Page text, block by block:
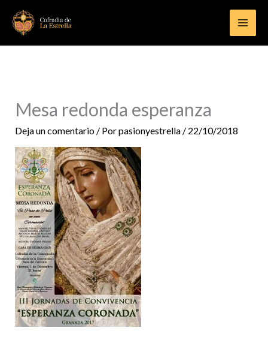
contenido
Mesa redonda esperanza
Deja un comentario / Porpasionyestrella / 22/10/2018